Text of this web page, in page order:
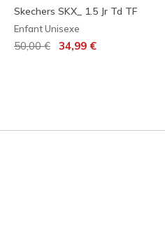
Skechers SKX_ 1.5 Jr Td TF
Enfant Unisexe
Prix réduit de
50,00 € 34,99 €